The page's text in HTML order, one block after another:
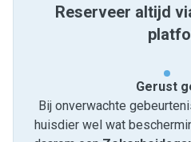
Reserveer altijd
Gerust
Bij onverwachte
huisdier wel wat